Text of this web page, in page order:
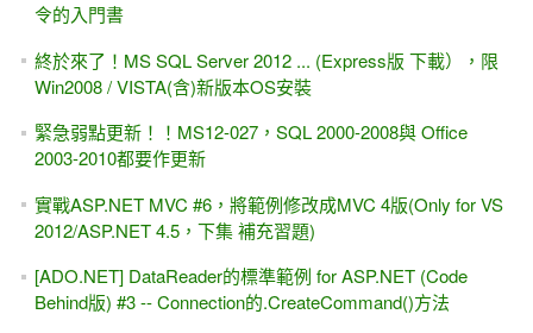
ASP.NET Core & ADO.NET 入門 #1 -- 資料庫連結
[YouTube影片] 如果程式「會動」就好，學那麼多屬性與方法
[書本導讀] 深入探索 .NET資料存取：ADO.NET +
[FAQ] ASP.NET錯誤訊息 -- 剖析器錯誤 (Parser Error)
[團購] 深入探索 .NET資料存取：ADO.NET +
SqlDataSource+ LINQ (松崗)